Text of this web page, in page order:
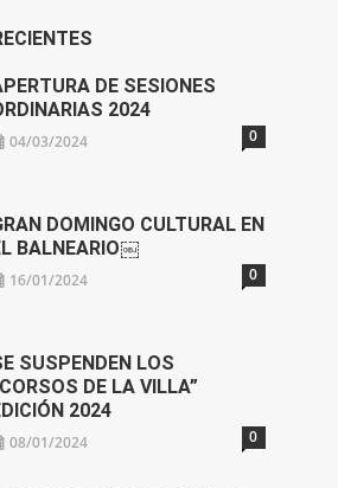
DE SESIONES
2024
04/03/2024 0
DOMINGO CULTURAL EN
BALNEARIO￼
16/01/2024 0
SUSPENDEN LOS
DE LA VILLA”
2024
08/01/2024 0